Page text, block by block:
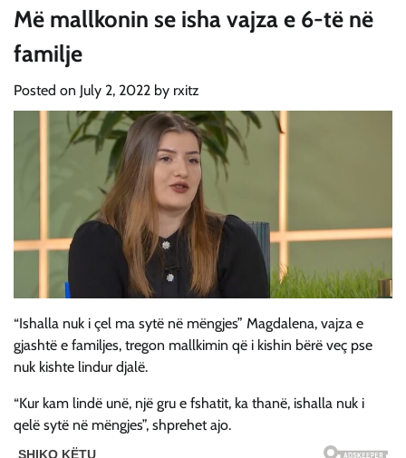
Më mallkonin se isha vajza e 6-të në
familje
Posted on July 2, 2022 by rxitz
“Ishalla nuk i çel ma sytë në mëngjes” Magdalena, vajza e
gjashtë e familjes, tregon mallkimin që i kishin bërë veç pse
nuk kishte lindur djalë.
“Kur kam lindë unë, një gru e fshatit, ka thanë, ishalla nuk i
qelë sytë në mëngjes”, shprehet ajo.